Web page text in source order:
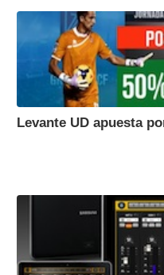
Levante UD apuesta